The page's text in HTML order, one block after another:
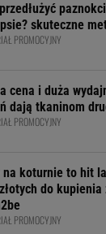
skuteczne
PROMOCYJNY
cena i duża
dają tkaninom
PROMOCYJNY
na koturnie to hit
do
PROMOCYJNY